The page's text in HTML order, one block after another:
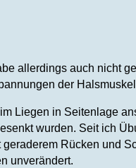
allerdings auch nicht
der
Liegen in Seitenlage
wurden. Seit ich
Rücken und
unverändert.